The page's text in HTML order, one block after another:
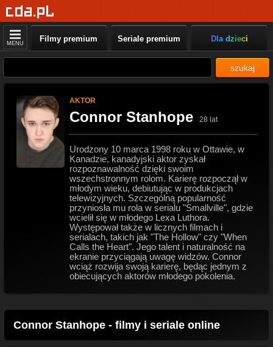
MENU Filmy premium Seriale premium Dla dzieci
szukaj
AKTOR
Connor Stanhope 28 lat
Urodzony 10 marca 1998 roku w Ottawie, w
Kanadzie, kanadyjski aktor zyskał
rozpoznawalność dzięki swoim
wszechstronnym rolom. Karierę rozpoczął w
młodym wieku, debiutując w produkcjach
telewizyjnych. Szczególną popularność
przyniosła mu rola w serialu "Smallville", gdzie
wcielił się w młodego Lexa Luthora.
Występował także w licznych filmach i
serialach, takich jak "The Hollow" czy "When
Calls the Heart". Jego talent i naturalność na
ekranie przyciągają uwagę widzów. Connor
wciąż rozwija swoją karierę, będąc jednym z
obiecujących aktorów młodego pokolenia.
Connor Stanhope - filmy i seriale online